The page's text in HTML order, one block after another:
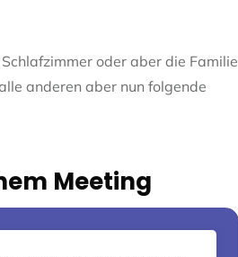
oder aber die Familie
anderen aber nun folgende
Meeting